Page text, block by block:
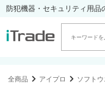
防犯機器・セキュリティ用品
全商品 アイプロ ソフトウ